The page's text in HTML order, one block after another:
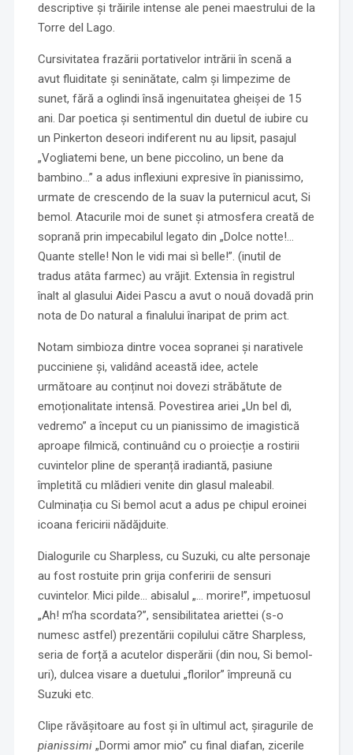
descriptive și trăirile intense ale penei maestrului de la
Torre del Lago.
Cursivitatea frazării portativelor intrării în scenă a
avut fluiditate și seninătate, calm și limpezime de
sunet, fără a oglindi însă ingenuitatea gheișei de 15
ani. Dar poetica și sentimentul din duetul de iubire cu
un Pinkerton deseori indiferent nu au lipsit, pasajul
„Vogliatemi bene, un bene piccolino, un bene da
bambino…” a adus inflexiuni expresive în pianissimo,
urmate de crescendo de la suav la puternicul acut, Si
bemol. Atacurile moi de sunet și atmosfera creată de
soprană prin impecabilul legato din „Dolce notte!…
Quante stelle! Non le vidi mai sì belle!”. (inutil de
tradus atâta farmec) au vrăjit. Extensia în registrul
înalt al glasului Aidei Pascu a avut o nouă dovadă prin
nota de Do natural a finalului înaripat de prim act.
Notam simbioza dintre vocea sopranei și narativele
pucciniene și, validând această idee, actele
următoare au conținut noi dovezi străbătute de
emoționalitate intensă. Povestirea ariei „Un bel dì,
vedremo” a început cu un pianissimo de imagistică
aproape filmică, continuând cu o proiecție a rostirii
cuvintelor pline de speranță iradiantă, pasiune
împletită cu mlădieri venite din glasul maleabil.
Culminația cu Si bemol acut a adus pe chipul eroinei
icoana fericirii nădăjduite.
Dialogurile cu Sharpless, cu Suzuki, cu alte personaje
au fost rostuite prin grija conferirii de sensuri
cuvintelor. Mici pilde… abisalul „… morire!”, impetuosul
„Ah! m’ha scordata?”, sensibilitatea ariettei (s-o
numesc astfel) prezentării copilului către Sharpless,
seria de forță a acutelor disperării (din nou, Si bemol-
uri), dulcea visare a duetului „florilor” împreună cu
Suzuki etc.
Clipe răvășitoare au fost și în ultimul act, șiragurile de
pianissimi„Dormi amor mio” cu final diafan, zicerile